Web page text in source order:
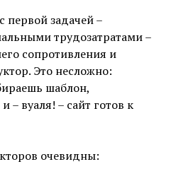
первой задачей –
трудозатратами –
сопротивления и
Это несложно:
шаблон,
– вуаля! – сайт готов к
очевидны: